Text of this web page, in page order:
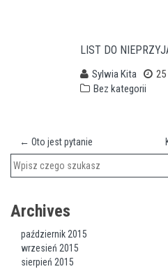
LIST DO
Sylwia Kita
Bez kategorii
← Oto jest pytanie
Archives
październik 2015
wrzesień 2015
sierpień 2015